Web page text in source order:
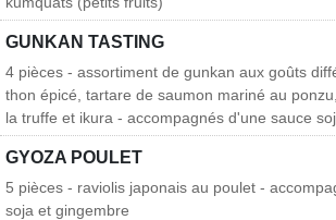
GUNKAN TASTING
4 pièces - assortiment de gunkan aux goûts
thon épicé, tartare de saumon mariné au
la truffe et ikura - accompagnés d'une sauce
GYOZA POULET
5 pièces - raviolis japonais au poulet -
soja et gingembre